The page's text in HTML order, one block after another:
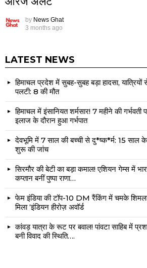
by News Ghat
3 months ago
LATEST NEWS
हिमाचल प्रदेश में सुबह-सुबह बड़ा हादसा,
पलटी: 8 की मौत
हिमाचल में इंसानियत शर्मसार! 7 महीने की गर्भवती
इलाज के दौरान हुआ गर्भपात
देवभूमि में 7 साल की बच्ची से दु*ष्क*र्म: 15 साल
शुरू की जांच
सिरमौर की बेटी का बड़ा कमाल! एशियन गेम्स में
कप्तान बनीं पुष्पा राणा…
फेम इंडिया की टॉप-10 DM रैंकिंग में चमके
मिला ‘इंडियन हीरोज़ अवॉर्ड
कांवड़ यात्रा के रूट पर बवाल! पांवटा साहिब में
बनी विवाद की स्थिति….